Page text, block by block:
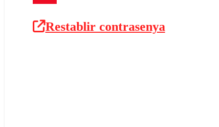
Restablir contrasenya